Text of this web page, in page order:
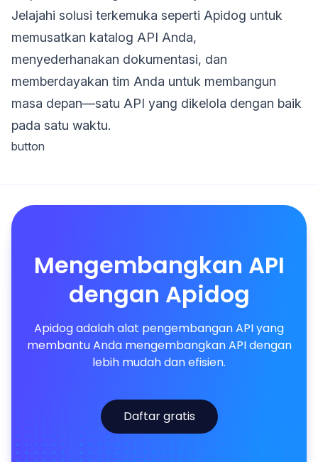
Jelajahi solusi terkemuka seperti Apidog untuk
memusatkan katalog API Anda,
menyederhanakan dokumentasi, dan
memberdayakan tim Anda untuk membangun
masa depan—satu API yang dikelola dengan baik
pada satu waktu.
button
Mengembangkan API
dengan Apidog
Apidog adalah alat pengembangan API yang
membantu Anda mengembangkan API dengan
lebih mudah dan efisien.
Daftar gratis